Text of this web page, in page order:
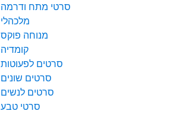
סרטי מתח ודרמה
מלכהלי
מנוחה פוקס
קומדיה
סרטים לפעוטות
סרטים שונים
סרטים לנשים
סרטי טבע